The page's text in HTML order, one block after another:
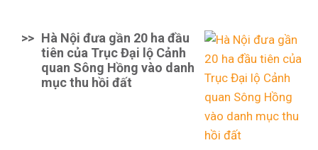
>> Hà Nội đưa gần 20 ha đầu
tiên của Trục Đại lộ Cảnh
quan Sông Hồng vào danh
mục thu hồi đất